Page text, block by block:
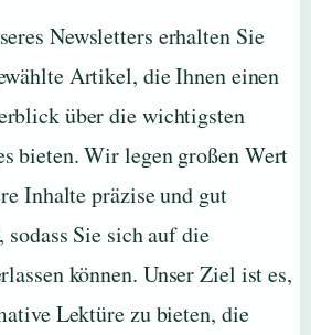
Newsletters erhalten Sie
Artikel, die Ihnen einen
über die wichtigsten
bieten. Wir legen großen Wert
Inhalte präzise und gut
Sie sich auf die
können. Unser Ziel ist es,
Lektüre zu bieten, die